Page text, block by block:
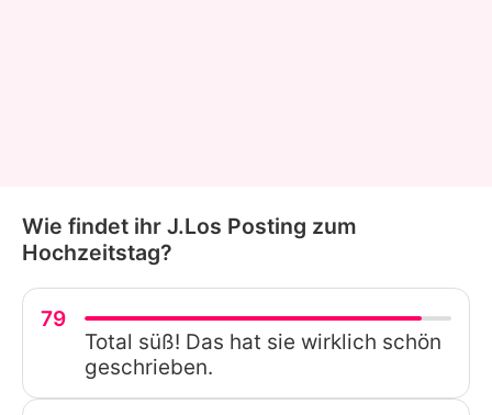
Wie findet ihr J.Los Posting zum
Hochzeitstag?
79
Total süß! Das hat sie wirklich schön
geschrieben.